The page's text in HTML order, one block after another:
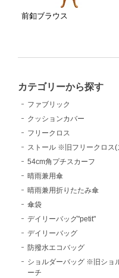
前釦ブラウス
カテゴリーから探す
ファブリック
クッションカバー
フリークロス
ストール ※旧フリークロス(
54cm角プチスカーフ
晴雨兼用傘
晴雨兼用折りたたみ傘
傘袋
デイリーバッグ"petit"
デイリーバッグ
防撥水エコバッグ
ショルダーバッグ ※旧ショ
ーチ